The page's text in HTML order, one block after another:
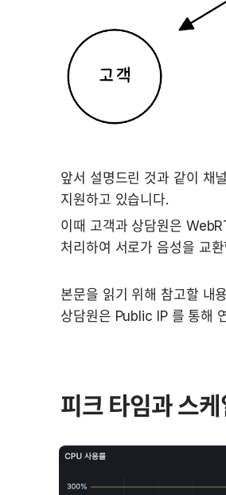
앞서 설명드린 것과 같이 채
지원하고 있습니다.
이때 고객과 상담원은
처리하여 서로가 음성을 교
본문을 읽기 위해 참고할 내
상담원은 Public IP 를 통해
피크 타임과 스